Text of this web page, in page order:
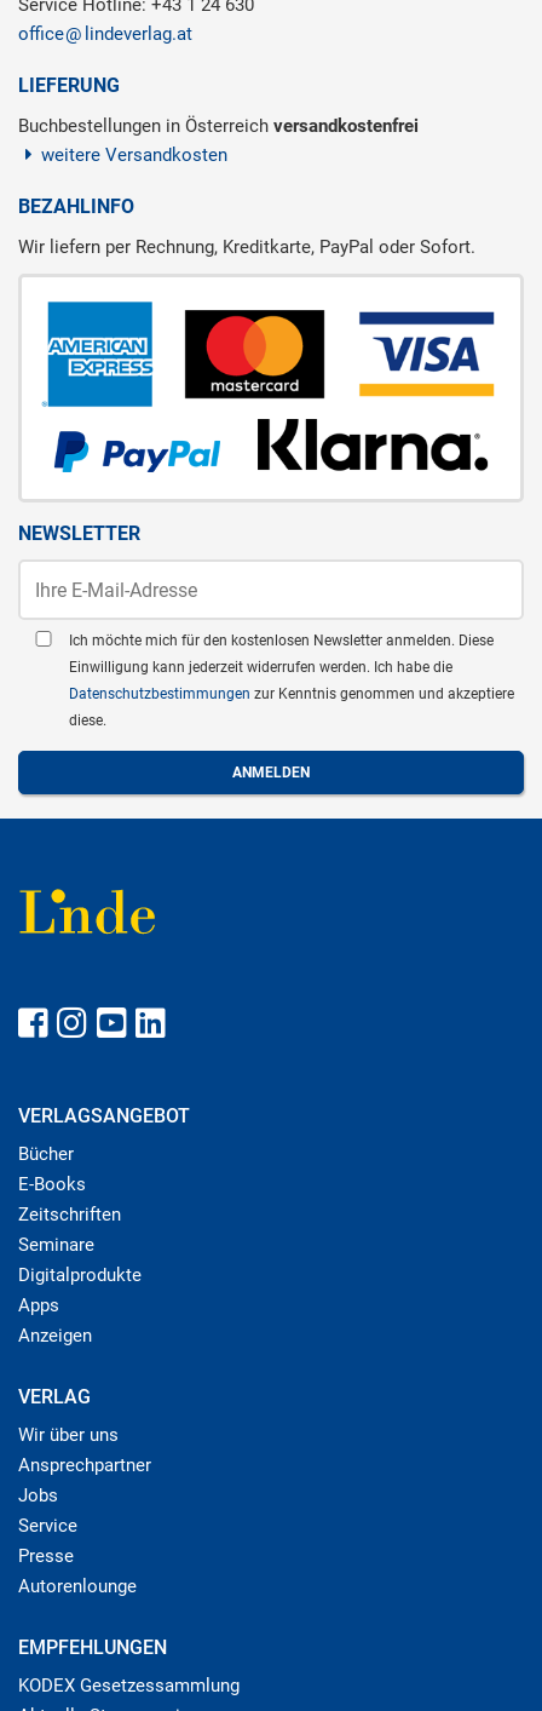
Service Hotline: +43 1 24 630
office
lindeverlag.at
LIEFERUNG
Buchbestellungen in Österreich versandkostenfrei
weitere Versandkosten
BEZAHLINFO
Wir liefern per Rechnung, Kreditkarte, PayPal oder Sofort.
NEWSLETTER
Ich möchte mich für den kostenlosen Newsletter anmelden. Diese
Einwilligung kann jederzeit widerrufen werden. Ich habe die
Datenschutzbestimmungen zur Kenntnis genommen und akzeptiere
diese.
VERLAGSANGEBOT
Bücher
E-Books
Zeitschriften
Seminare
Digitalprodukte
Apps
Anzeigen
VERLAG
Wir über uns
Ansprechpartner
Jobs
Service
Presse
Autorenlounge
EMPFEHLUNGEN
KODEX Gesetzessammlung